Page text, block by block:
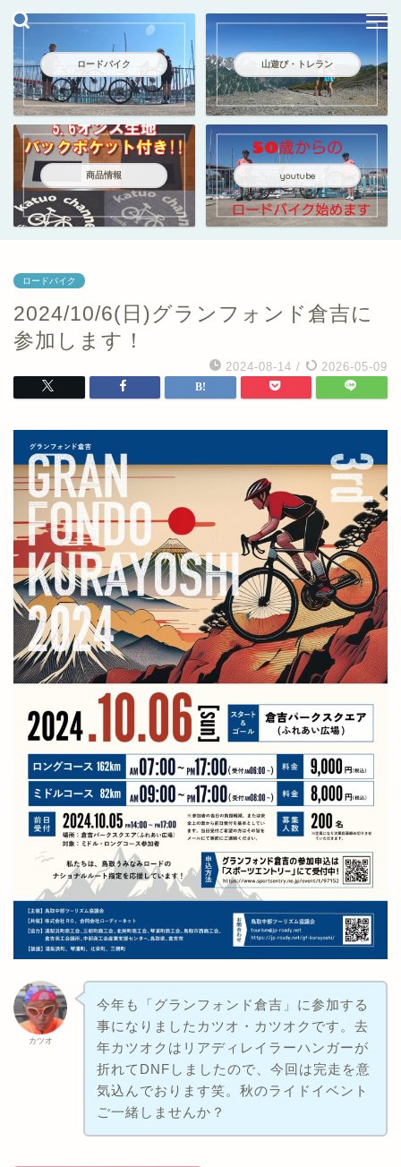
ロードバイク 山遊び・トレラン
商品情報 youtube
ロードバイク
2024/10/6(日)グランフォンド倉吉に
参加します！
2024-08-14 / 2026-05-09
カツオ
今年も「グランフォンド倉吉」に参加する
事になりましたカツオ・カツオクです。去
年カツオクはリアディレイラーハンガーが
折れてDNFしましたので、今回は完走を意
気込んでおります笑。秋のライドイベント
ご一緒しませんか？